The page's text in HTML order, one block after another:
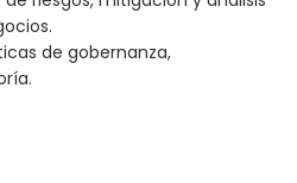
de gobernanza,